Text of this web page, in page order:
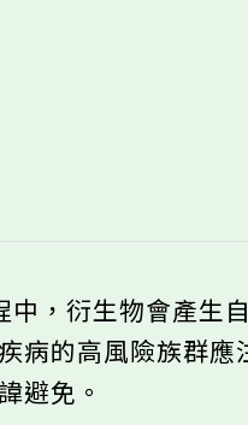
中，衍生物會產生
病的高風險族群應
避免。